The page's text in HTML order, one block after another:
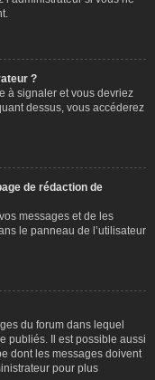
?
à signaler et vous devriez
dessus, vous accéderez
de rédaction de
messages et de les
le panneau de l’utilisateur
du forum dans lequel
publiés. Il est possible aussi
dont les messages doivent
pour plus